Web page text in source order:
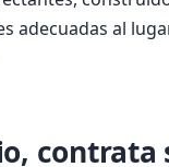
adecuadas al
contrata